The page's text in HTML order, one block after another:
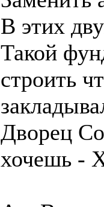
В этих
Такой
строить
Дворец
хочешь -